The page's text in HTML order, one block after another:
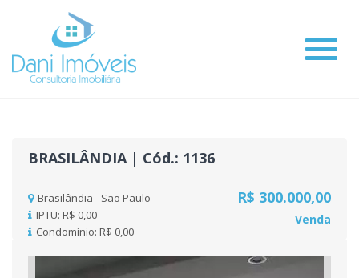
#
BRASILÂNDIA | Cód.: 1136
Brasilândia - São Paulo
IPTU: R$ 0,00
Condomínio: R$ 0,00
R$ 300.000,00
Venda
Previous